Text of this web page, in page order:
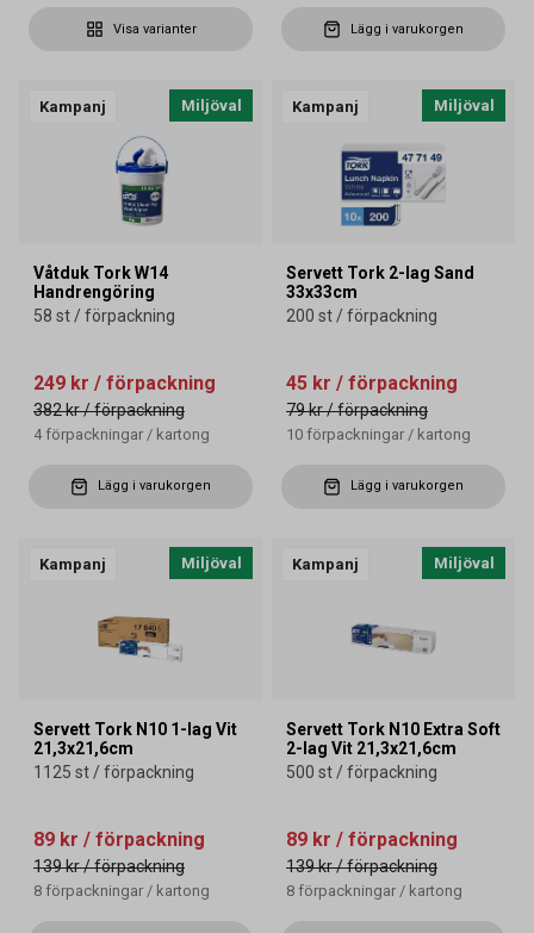
Visa varianter Lägg i varukorgen
Kampanj Miljöval
Våtduk Tork W14
Handrengöring
58 st / förpackning
249 kr / förpackning
382 kr/ förpackning
4 förpackningar / kartong
Lägg i varukorgen
Kampanj Miljöval
Servett Tork 2-lag Sand
33x33cm
200 st / förpackning
45 kr / förpackning
79 kr/ förpackning
10 förpackningar / kartong
Lägg i varukorgen
Kampanj Miljöval
Servett Tork N10 1-lag Vit
21,3x21,6cm
1125 st / förpackning
89 kr / förpackning
139 kr/ förpackning
8 förpackningar / kartong
Kampanj Miljöval
Servett Tork N10 Extra Soft
2-lag Vit 21,3x21,6cm
500 st / förpackning
89 kr / förpackning
139 kr/ förpackning
8 förpackningar / kartong